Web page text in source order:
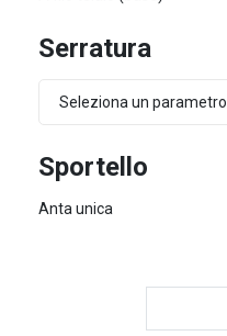
Serratura
Seleziona un parametro
Sportello
Anta unica